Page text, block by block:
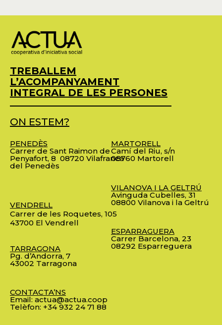
TREBALLEM
L’ACOMPANYAMENT
INTEGRAL DE LES PERSONES
ON ESTEM?
PENEDÈS
Carrer de Sant Raimon de
Penyafort, 8 08720 Vilafranca
del Penedès
VENDRELL
Carrer de les Roquetes, 105
43700 El Vendrell
TARRAGONA
Pg. d’Andorra, 7
43002 Tarragona
CONTACTA’NS
Email: actua@actua.coop
Telèfon: +34 932 24 71 88
MARTORELL
Camí del Riu, s/n
08760 Martorell
VILANOVA I LA GELTRÚ
Avinguda Cubelles, 31
08800 Vilanova i la Geltrú
ESPARRAGUERA
Carrer Barcelona, 23
08292 Esparreguera